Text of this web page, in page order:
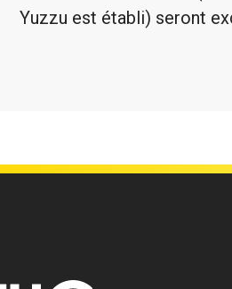
Yuzzu est établi) seront